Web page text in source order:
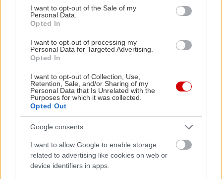
consent section.
I want to opt-out of the Sale of my
Personal Data.
Opted In
I want to opt-out of processing my
Personal Data for Targeted Advertising.
Opted In
I want to opt-out of Collection, Use,
Retention, Sale, and/or Sharing of my
Personal Data that Is Unrelated with the
Purposes for which it was collected.
Opted Out
Google consents
I want to allow Google to enable storage
related to advertising like cookies on web or
device identifiers in apps.
Διαβάστε επίσης